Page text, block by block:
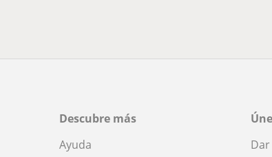
Descubre más
Ayuda